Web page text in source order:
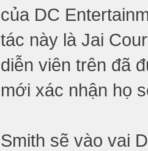
của DC
tác này là Jai
diễn viên trên đã
mới xác nhận họ
Smith sẽ vào vai